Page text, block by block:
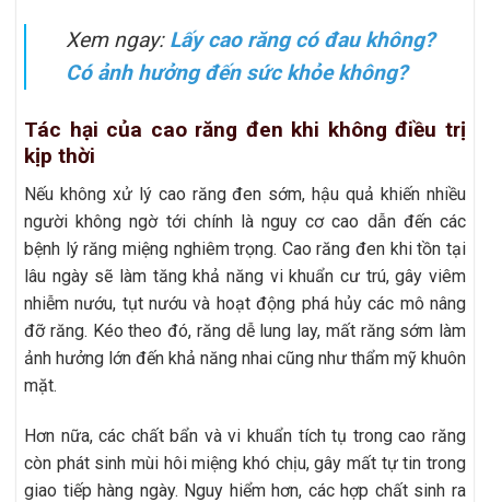
Xem ngay: Lấy cao răng có đau không?
Có ảnh hưởng đến sức khỏe không?
Tác hại của cao răng đen khi không điều trị
kịp thời
Nếu không xử lý cao răng đen sớm, hậu quả khiến nhiều
người không ngờ tới chính là nguy cơ cao dẫn đến các
bệnh lý răng miệng nghiêm trọng. Cao răng đen khi tồn tại
lâu ngày sẽ làm tăng khả năng vi khuẩn cư trú, gây viêm
nhiễm nướu, tụt nướu và hoạt động phá hủy các mô nâng
đỡ răng. Kéo theo đó, răng dễ lung lay, mất răng sớm làm
ảnh hưởng lớn đến khả năng nhai cũng như thẩm mỹ khuôn
mặt.
Hơn nữa, các chất bẩn và vi khuẩn tích tụ trong cao răng
còn phát sinh mùi hôi miệng khó chịu, gây mất tự tin trong
giao tiếp hàng ngày. Nguy hiểm hơn, các hợp chất sinh ra